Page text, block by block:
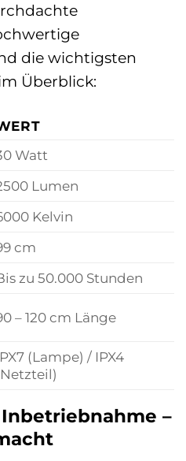
die wichtigsten
Überblick:
Watt
Lumen
Kelvin
cm
zu 50.000 Stunden
– 120 cm Länge
(Lampe) / IPX4
–